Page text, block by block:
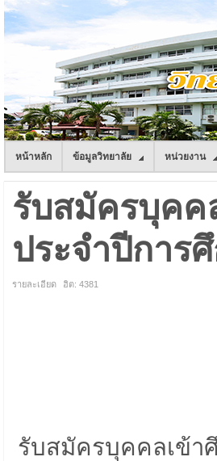
หน้าหลัก ข้อมูลวิทยาลัย หน่วยงาน
รับสมัครบุคค
ประจำปีการศึ
รายละเอียด ฮิต: 4381
รับสมัครบุคคลเข้า